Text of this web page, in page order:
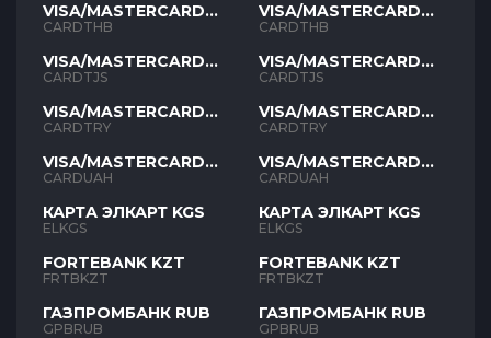
VISA/MASTERCARD
THB
CARDTHB
VISA/MASTERCARD
TJS
CARDTJS
VISA/MASTERCARD
TYR
CARDTRY
VISA/MASTERCARD
UAH
CARDUAH
КАРТА ЭЛКАРТ KGS
ELKGS
FORTEBANK KZT
FRTBKZT
ГАЗПРОМБАНК RUB
GPBRUB
VISA/MASTERCARD
THB
CARDTHB
VISA/MASTERCARD
TJS
CARDTJS
VISA/MASTERCARD
TYR
CARDTRY
VISA/MASTERCARD
UAH
CARDUAH
КАРТА ЭЛКАРТ KGS
ELKGS
FORTEBANK KZT
FRTBKZT
ГАЗПРОМБАНК RUB
GPBRUB